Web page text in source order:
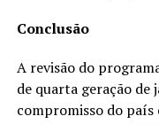
Conclusão
A revisão do
de quarta geração de
compromisso do país